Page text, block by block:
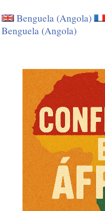
Benguela (Angola)
Benguela (Angola)